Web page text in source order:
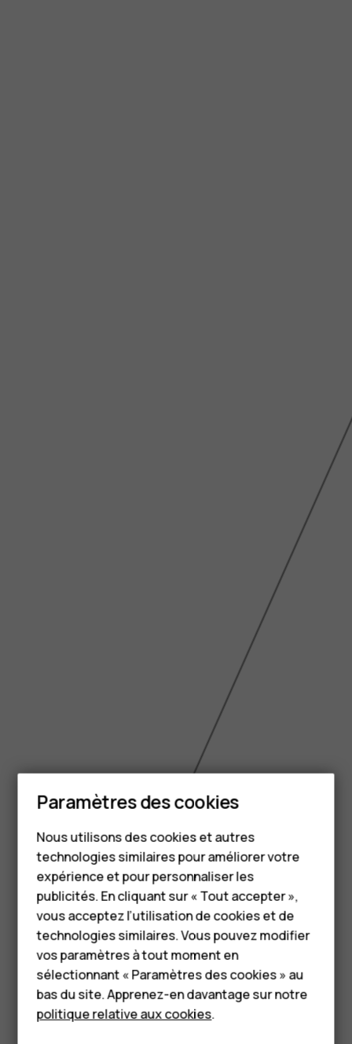
Smartphones
Téléphones classiques
HMD Terra M
Pour les entreprises
Tablettes
Boutique
Mon compte
6.43 inch
Paramètres des cookies
Nous utilisons des cookies et autres
technologies similaires pour améliorer votre
expérience et pour personnaliser les
publicités. En cliquant sur « Tout accepter »,
vous acceptez l’utilisation de cookies et de
technologies similaires. Vous pouvez modifier
vos paramètres à tout moment en
sélectionnant « Paramètres des cookies » au
bas du site. Apprenez-en davantage sur notre
politique relative aux cookies.